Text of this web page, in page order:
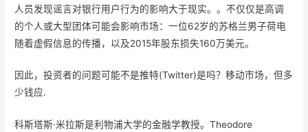
人员发现谣言对银行用户行为的影响大于现实。。不仅仅是高调
的个人或大型团体可能会影响市场：一位62岁的苏格兰男子荷电
随着虚假信息的传播，以及2015年股东损失160万美元。
因此，投资者的问题可能不是推特(Twitter)是吗？移动市场，但多
少钱应.
科斯塔斯·米拉斯是利物浦大学的金融学教授。Theodore